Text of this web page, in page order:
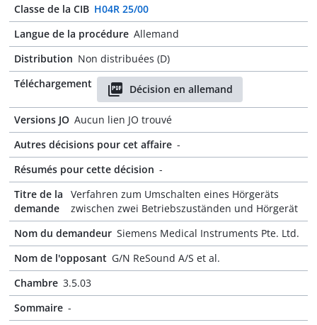
Classe de la CIB H04R 25/00
Langue de la procédure Allemand
Distribution Non distribuées (D)
Téléchargement
Décision en allemand
Versions JO Aucun lien JO trouvé
Autres décisions pour cet affaire -
Résumés pour cette décision -
Titre de la
demande
Verfahren zum Umschalten eines Hörgeräts
zwischen zwei Betriebszuständen und Hörgerät
Nom du demandeur Siemens Medical Instruments Pte. Ltd.
Nom de l'opposant G/N ReSound A/S et al.
Chambre 3.5.03
Sommaire -